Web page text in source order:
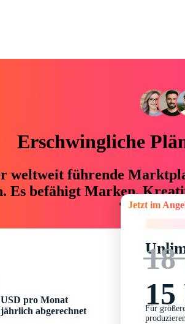
Erschwingliche
weltweit führende
Es befähigt Marken,
76 % an
USD pro Monat
jährlich abgerechnet
Jetzt im Angebot!
18
15
Für